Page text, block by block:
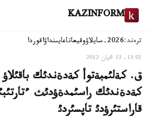
KAZINFORM
ترەند:2026-سايلاۋ وقيعاتاعايىنداۋاقوردا
13:02, 13 اقپان 2012
ق. كةلئمبةتوأ كةدةندئك باقئلاؤ
كةدةندئك راسئمدةؤدئث
قاراستئرؤدئ تاپسئردئ